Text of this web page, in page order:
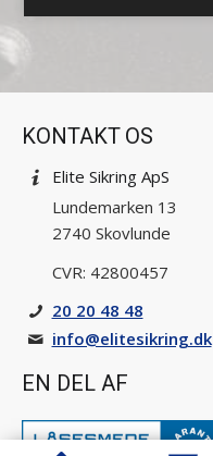
KONTAKT OS
Elite Sikring ApS
Lundemarken 13
2740 Skovlunde
CVR: 42800457
20 20 48 48
info@­elitesikring.dk
EN DEL AF